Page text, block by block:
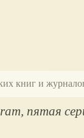
книг и
пятая